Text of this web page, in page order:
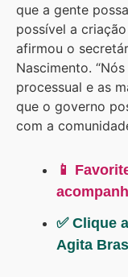
que a gente
possível a
afirmou o
Nascimento.
processual e as
que o governo
com a
📱
✅ Clique
Agita